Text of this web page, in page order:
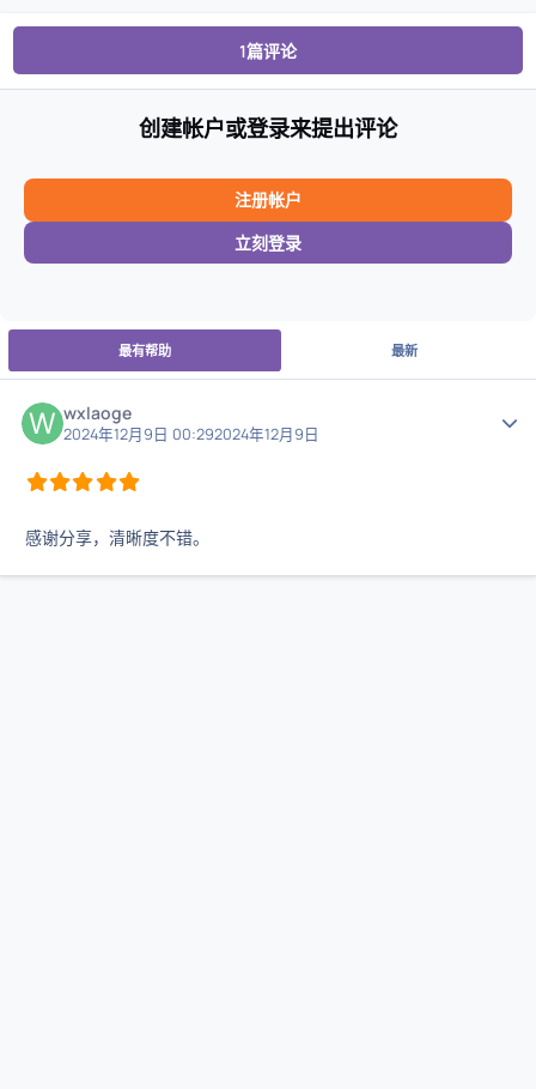
1篇评论
创建帐户或登录来提出评论
注册帐户
立刻登录
最有帮助 最新
wxlaoge
2024年12月9日 00:292024年12月9日
感谢分享，清晰度不错。